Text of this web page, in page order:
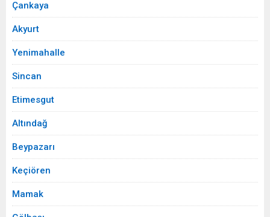
Çankaya
Akyurt
Yenimahalle
Sincan
Etimesgut
Altındağ
Beypazarı
Keçiören
Mamak